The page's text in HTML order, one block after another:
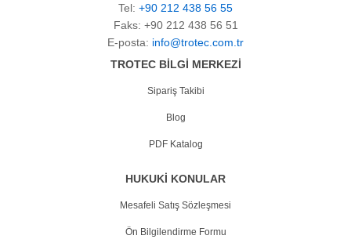
Tel: +90 212 438 56 55
Faks: +90 212 438 56 51
E-posta: info@trotec.com.tr
TROTEC BİLGİ MERKEZİ
Sipariş Takibi
Blog
PDF Katalog
HUKUKİ KONULAR
Mesafeli Satış Sözleşmesi
Ön Bilgilendirme Formu